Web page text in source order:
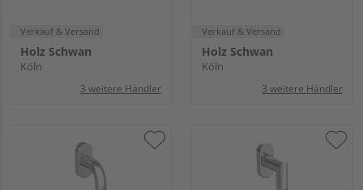
Verkauf & Versand
Holz Schwan
Köln
3 weitere Händler
Verkauf & Versand
Holz Schwan
Köln
3 weitere Händler